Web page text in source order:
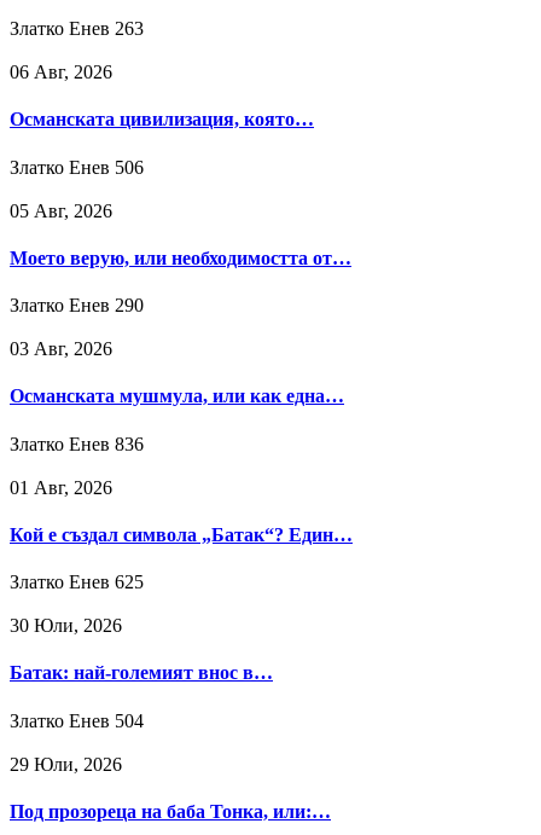
Златко Енев 263
06 Авг, 2026
Османската цивилизация, която…
Златко Енев 506
05 Авг, 2026
Моето верую, или необходимостта от…
Златко Енев 290
03 Авг, 2026
Османската мушмула, или как една…
Златко Енев 836
01 Авг, 2026
Кой е създал символа „Батак“? Един…
Златко Енев 625
30 Юли, 2026
Батак: най-големият внос в…
Златко Енев 504
29 Юли, 2026
Под прозореца на баба Тонка, или:…